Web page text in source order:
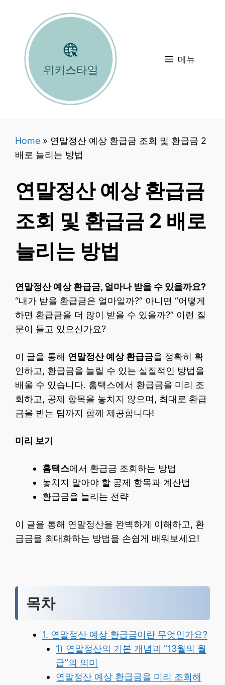
메뉴
Home » 연말정산 예상 환급금 조회 및 환급금 2
배로 늘리는 방법
연말정산 예상 환급금
조회 및 환급금 2 배로
늘리는 방법
연말정산 예상 환급금, 얼마나 받을 수 있을까요?
“내가 받을 환급금은 얼마일까?” 아니면 “어떻게
하면 환급금을 더 많이 받을 수 있을까?” 이런 질
문이 들고 있으신가요?
이 글을 통해 연말정산 예상 환급금을 정확히 확
인하고, 환급금을 늘릴 수 있는 실질적인 방법을
배울 수 있습니다. 홈택스에서 환급금을 미리 조
회하고, 공제 항목을 놓치지 않으며, 최대로 환급
금을 받는 팁까지 함께 제공합니다!
미리 보기
홈택스에서 환급금 조회하는 방법
놓치지 말아야 할 공제 항목과 계산법
환급금을 늘리는 전략
이 글을 통해 연말정산을 완벽하게 이해하고, 환
급금을 최대화하는 방법을 손쉽게 배워보세요!
목차
1. 연말정산 예상 환급금이란 무엇인가요?
1) 연말정산의 기본 개념과 “13월의 월
급”의 의미
연말정산 예상 환급금을 미리 조회해